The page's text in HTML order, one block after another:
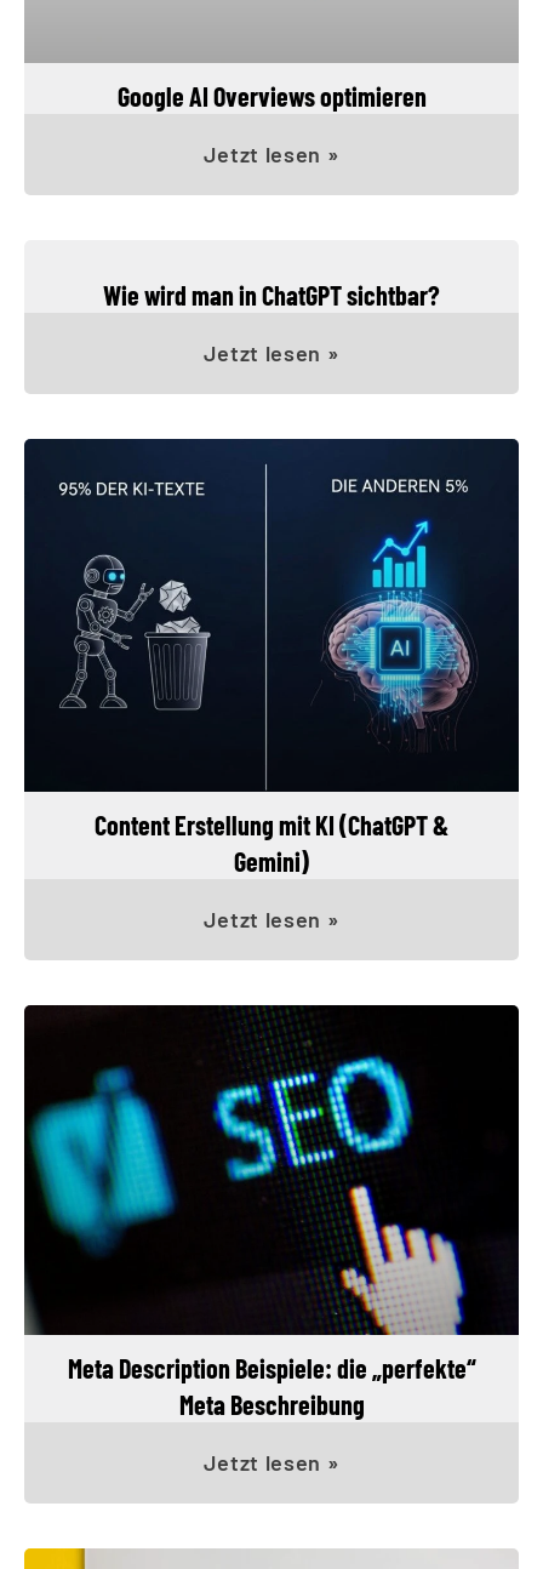
Google AI Overviews optimieren
Jetzt lesen »
Wie wird man in ChatGPT sichtbar?
Jetzt lesen »
Content Erstellung mit KI (ChatGPT &
Gemini)
Jetzt lesen »
Meta Description Beispiele: die „perfekte“
Meta Beschreibung
Jetzt lesen »